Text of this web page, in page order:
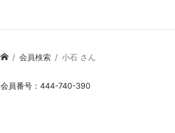
会員検索 小石 さん
会員番号：444-740-390